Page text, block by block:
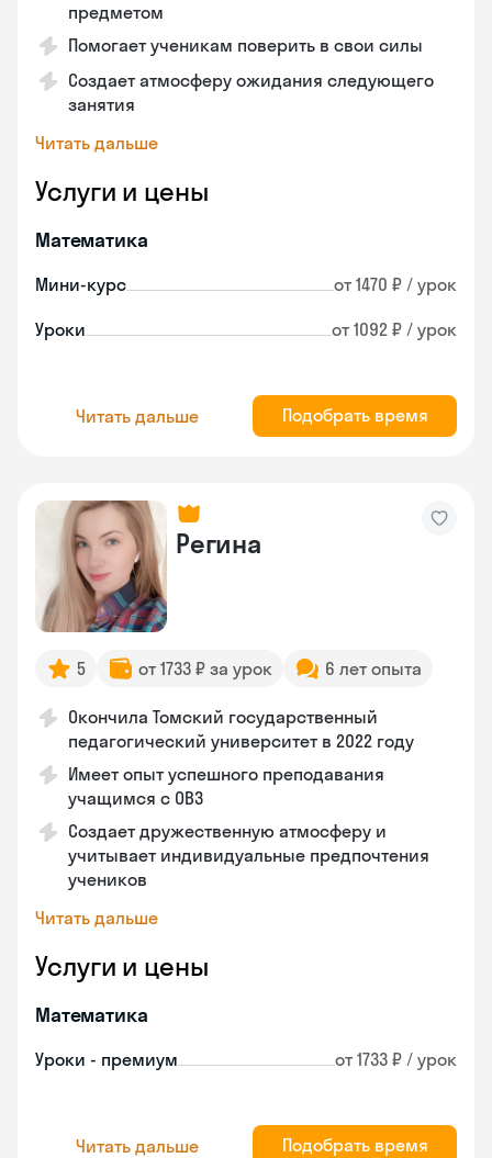
предметом
Помогает ученикам поверить в свои силы
Создает атмосферу ожидания следующего
занятия
Читать дальше
Услуги и цены
Математика
Мини-курс от 1470 ₽ / урок
Уроки от 1092 ₽ / урок
Читать дальше Подобрать время
Регина
5 от 1733 ₽ за урок 6 лет опыта
Окончила Томский государственный
педагогический университет в 2022 году
Имеет опыт успешного преподавания
учащимся с ОВЗ
Создает дружественную атмосферу и
учитывает индивидуальные предпочтения
учеников
Читать дальше
Услуги и цены
Математика
Уроки - премиум от 1733 ₽ / урок
Читать дальше Подобрать время